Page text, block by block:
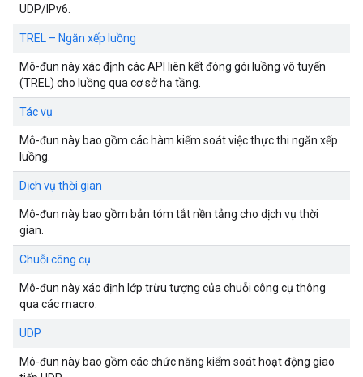
UDP/IPv6.
TREL – Ngăn xếp luồng
Mô-đun này xác định các API liên kết đóng gói luồng vô tuyến
(TREL) cho luồng qua cơ sở hạ tầng.
Tác vụ
Mô-đun này bao gồm các hàm kiểm soát việc thực thi ngăn xếp
luồng.
Dịch vụ thời gian
Mô-đun này bao gồm bản tóm tắt nền tảng cho dịch vụ thời
gian.
Chuỗi công cụ
Mô-đun này xác định lớp trừu tượng của chuỗi công cụ thông
qua các macro.
UDP
Mô-đun này bao gồm các chức năng kiểm soát hoạt động giao